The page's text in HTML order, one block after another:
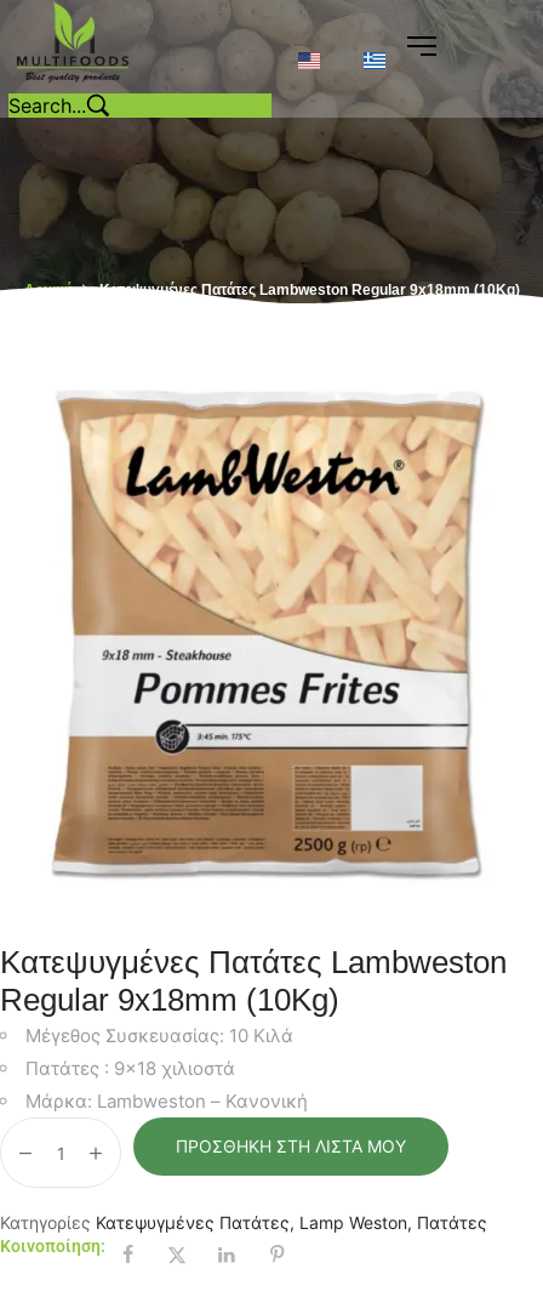
Αρχική Κατεψυγμένες Πατάτες Lambweston Regular 9x18mm (10Kg)
Κατεψυγμένες Πατάτες Lambweston
Regular 9x18mm (10Kg)
Μέγεθος Συσκευασίας: 10 Κιλά
Πατάτες : 9×18 χιλιοστά
Μάρκα: Lambweston – Κανονική
ΠΡΟΣΘΉΚΗ ΣΤΗ ΛΊΣΤΑ ΜΟΥ
Κατηγορίες Κατεψυγμένες Πατάτες, Lamp Weston, Πατάτες
Κοινοποίηση: